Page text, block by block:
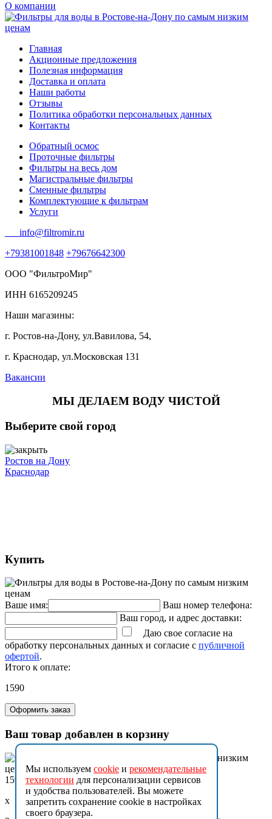
О компании
Главная
Акционные предложения
Полезная информация
Доставка и оплата
Наши работы
Отзывы
Политика обработки персональных данных
Контакты
Обратный осмос
Проточные фильтры
Фильтры на весь дом
Магистральные фильтры
Сменные фильтры
Комплектующие к фильтрам
Услуги
info@filtromir.ru
+79381001848 +79676642300
ООО "ФильтроМир"
ИНН 6165209245
Наши магазины:
г. Ростов-на-Дону, ул.Вавилова, 54,
г. Краснодар, ул.Московская 131
Вакансии
МЫ ДЕЛАЕМ ВОДУ ЧИСТОЙ
Выберите свой город
Ростов на Дону
Краснодар
Купить
Ваше имя:
Ваш номер телефона:
Ваш город, и адрес доставки:
Даю свое согласие на
обработку персональных данных и согласие с публичной
офертой.
Итого к оплате:
1590
Оформить заказ
Ваш товар добавлен в корзину
1590
x
Мы используем cookie и рекомендательные
технологии для персонализации сервисов
и удобства пользователей. Вы можете
запретить сохранение cookie в настройках
своего браузера.